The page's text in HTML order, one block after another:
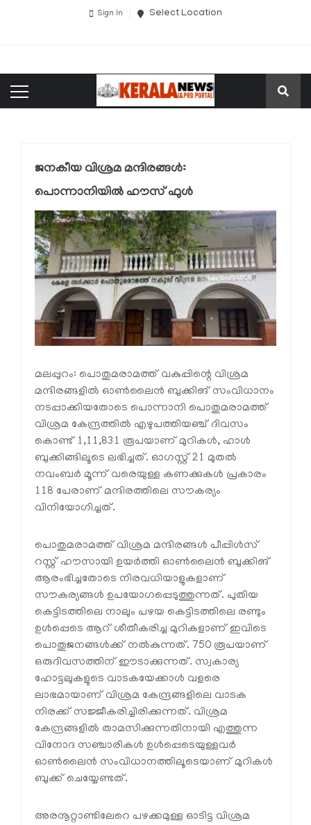
Sign In Select Location
ജനകീയ വിശ്രമ മന്ദിരങ്ങള്‍:
പൊന്നാനിയില്‍ ഹൗസ് ഫുള്‍
മലപ്പുറം: പൊതുമരാമത്ത് വകുപ്പിന്റെ വിശ്രമ
മന്ദിരങ്ങളില്‍ ഓണ്‍ലൈന്‍ ബുക്കിങ് സംവിധാനം
നടപ്പാക്കിയതോടെ പൊന്നാനി പൊതുമരാമത്ത്
വിശ്രമ കേന്ദ്രത്തില്‍ എഴുപത്തിയഞ്ച് ദിവസം
കൊണ്ട് 1,11,831 രൂപയാണ് മുറികള്‍, ഹാള്‍
ബുക്കിങ്ങിലൂടെ ലഭിച്ചത്. ഓഗസ്റ്റ് 21 മുതല്‍
നവംബര്‍ മൂന്ന് വരെയുള്ള കണക്കുകള്‍ പ്രകാരം
118 പേരാണ് മന്ദിരത്തിലെ സൗകര്യം
വിനിയോഗിച്ചത്.
പൊതുമരാമത്ത് വിശ്രമ മന്ദിരങ്ങള്‍ പീപ്പിള്‍സ്
റസ്റ്റ് ഹൗസായി ഉയര്‍ത്തി ഓണ്‍ലൈന്‍ ബുക്കിങ്
ആരംഭിച്ചതോടെ നിരവധിയാളുകളാണ്
സൗകര്യങ്ങള്‍ ഉപയോഗപ്പെടുത്തുന്നത്. പുതിയ
കെട്ടിടത്തിലെ നാലും പഴയ കെട്ടിടത്തിലെ രണ്ടും
ഉള്‍പ്പെടെ ആറ് ശീതീകരിച്ച മുറികളാണ് ഇവിടെ
പൊതുജനങ്ങള്‍ക്ക് നല്‍കുന്നത്. 750 രൂപയാണ്
ഒരുദിവസത്തിന് ഈടാക്കുന്നത്. സ്വകാര്യ
ഹോട്ടലുകളുടെ വാടകയേക്കാള്‍ വളരെ
ലാഭമായാണ് വിശ്രമ കേന്ദ്രങ്ങളിലെ വാടക
നിരക്ക് സജ്ജീകരിച്ചിരിക്കുന്നത്. വിശ്രമ
കേന്ദ്രങ്ങളില്‍ താമസിക്കുന്നതിനായി എത്തുന്ന
വിനോദ സഞ്ചാരികള്‍ ഉള്‍പ്പെടെയുള്ളവര്‍
ഓണ്‍ലൈന്‍ സംവിധാനത്തിലൂടെയാണ് മുറികള്‍
ബുക്ക് ചെയ്യേണ്ടത്.
അരനൂറ്റാണ്ടിലേറെ പഴക്കമുള്ള ഓടിട്ട വിശ്രമ